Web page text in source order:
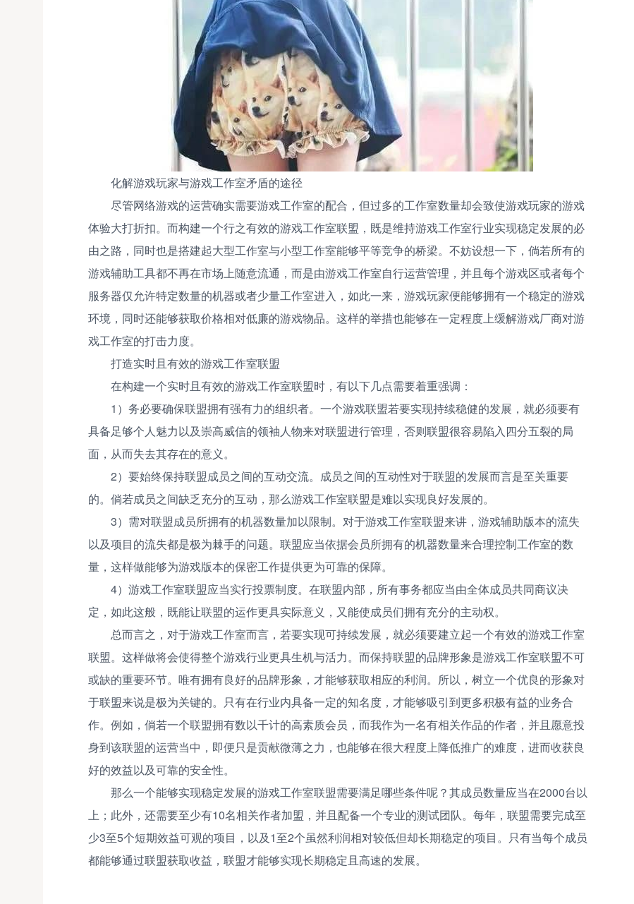
化解游戏玩家与游戏工作室矛盾的途径
尽管网络游戏的运营确实需要游戏工作室的配合，但过多的工作室数量却会致使游戏玩家的游戏
体验大打折扣。而构建一个行之有效的游戏工作室联盟，既是维持游戏工作室行业实现稳定发展的必
由之路，同时也是搭建起大型工作室与小型工作室能够平等竞争的桥梁。不妨设想一下，倘若所有的
游戏辅助工具都不再在市场上随意流通，而是由游戏工作室自行运营管理，并且每个游戏区或者每个
服务器仅允许特定数量的机器或者少量工作室进入，如此一来，游戏玩家便能够拥有一个稳定的游戏
环境，同时还能够获取价格相对低廉的游戏物品。这样的举措也能够在一定程度上缓解游戏厂商对游
戏工作室的打击力度。
打造实时且有效的游戏工作室联盟
在构建一个实时且有效的游戏工作室联盟时，有以下几点需要着重强调：
1）务必要确保联盟拥有强有力的组织者。一个游戏联盟若要实现持续稳健的发展，就必须要有
具备足够个人魅力以及崇高威信的领袖人物来对联盟进行管理，否则联盟很容易陷入四分五裂的局
面，从而失去其存在的意义。
2）要始终保持联盟成员之间的互动交流。成员之间的互动性对于联盟的发展而言是至关重要
的。倘若成员之间缺乏充分的互动，那么游戏工作室联盟是难以实现良好发展的。
3）需对联盟成员所拥有的机器数量加以限制。对于游戏工作室联盟来讲，游戏辅助版本的流失
以及项目的流失都是极为棘手的问题。联盟应当依据会员所拥有的机器数量来合理控制工作室的数
量，这样做能够为游戏版本的保密工作提供更为可靠的保障。
4）游戏工作室联盟应当实行投票制度。在联盟内部，所有事务都应当由全体成员共同商议决
定，如此这般，既能让联盟的运作更具实际意义，又能使成员们拥有充分的主动权。
总而言之，对于游戏工作室而言，若要实现可持续发展，就必须要建立起一个有效的游戏工作室
联盟。这样做将会使得整个游戏行业更具生机与活力。而保持联盟的品牌形象是游戏工作室联盟不可
或缺的重要环节。唯有拥有良好的品牌形象，才能够获取相应的利润。所以，树立一个优良的形象对
于联盟来说是极为关键的。只有在行业内具备一定的知名度，才能够吸引到更多积极有益的业务合
作。例如，倘若一个联盟拥有数以千计的高素质会员，而我作为一名有相关作品的作者，并且愿意投
身到该联盟的运营当中，即便只是贡献微薄之力，也能够在很大程度上降低推广的难度，进而收获良
好的效益以及可靠的安全性。
那么一个能够实现稳定发展的游戏工作室联盟需要满足哪些条件呢？其成员数量应当在2000台以
上；此外，还需要至少有10名相关作者加盟，并且配备一个专业的测试团队。每年，联盟需要完成至
少3至5个短期效益可观的项目，以及1至2个虽然利润相对较低但却长期稳定的项目。只有当每个成员
都能够通过联盟获取收益，联盟才能够实现长期稳定且高速的发展。